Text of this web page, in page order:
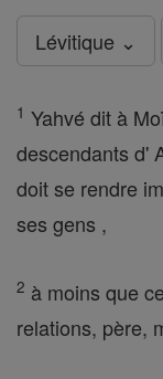
Lévitique ⌄
1 Yahvé dit à
descendants d'
doit se rendre
ses gens ,
2 à moins que
relations, père,